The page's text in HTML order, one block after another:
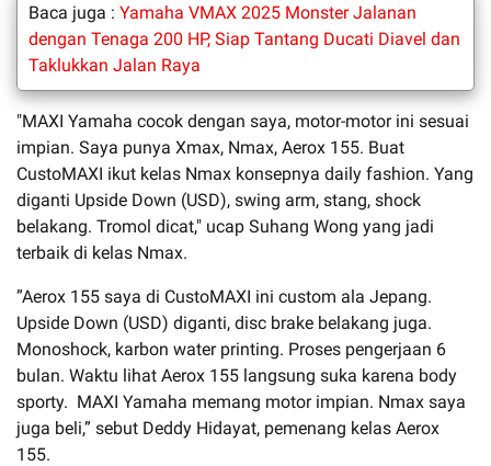
Baca juga : Yamaha VMAX 2025 Monster Jalanan
dengan Tenaga 200 HP, Siap Tantang Ducati Diavel dan
Taklukkan Jalan Raya
"MAXI Yamaha cocok dengan saya, motor-motor ini sesuai
impian. Saya punya Xmax, Nmax, Aerox 155. Buat
CustoMAXI ikut kelas Nmax konsepnya daily fashion. Yang
diganti Upside Down (USD), swing arm, stang, shock
belakang. Tromol dicat," ucap Suhang Wong yang jadi
terbaik di kelas Nmax.
”Aerox 155 saya di CustoMAXI ini custom ala Jepang.
Upside Down (USD) diganti, disc brake belakang juga.
Monoshock, karbon water printing. Proses pengerjaan 6
bulan. Waktu lihat Aerox 155 langsung suka karena body
sporty. MAXI Yamaha memang motor impian. Nmax saya
juga beli,” sebut Deddy Hidayat, pemenang kelas Aerox
155.